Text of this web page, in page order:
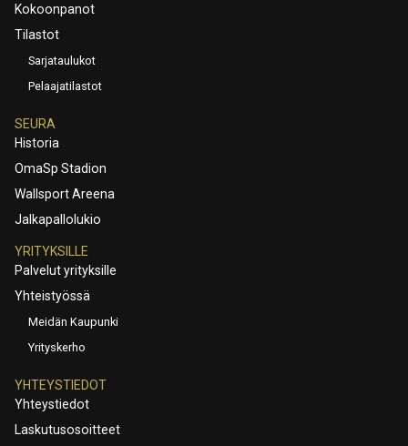
Kokoonpanot
Tilastot
Sarjataulukot
Pelaajatilastot
SEURA
Historia
OmaSp Stadion
Wallsport Areena
Jalkapallolukio
YRITYKSILLE
Palvelut yrityksille
Yhteistyössä
Meidän Kaupunki
Yrityskerho
YHTEYSTIEDOT
Yhteystiedot
Laskutusosoitteet